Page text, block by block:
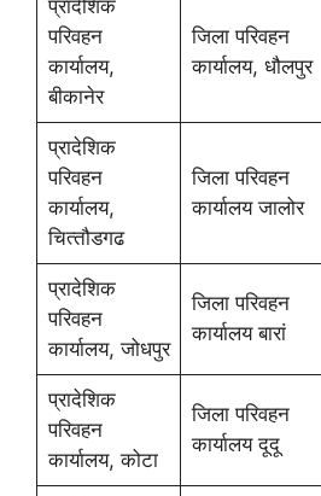
प्रादेशिक
परिवहन
कार्यालय,
बीकानेर
जिला परिवहन
कार्यालय, धौलपुर
प्रादेशिक
परिवहन
कार्यालय,
चित्‍तौडगढ
जिला परिवहन
कार्यालय जालोर
प्रादेशिक
परिवहन
कार्यालय, जोधपुर
जिला परिवहन
कार्यालय बारां
प्रादेशिक
परिवहन
कार्यालय, कोटा
जिला परिवहन
कार्यालय दूदू